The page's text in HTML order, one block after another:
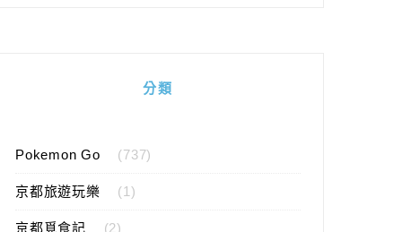
分類
Pokemon Go (737)
京都旅遊玩樂 (1)
京都覓食記 (2)